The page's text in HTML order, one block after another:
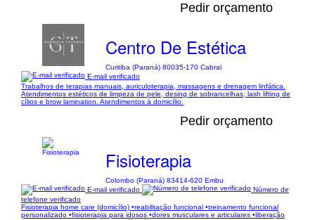
Pedir orçamento
Centro De Estética
Curitiba (Paraná) 80035-170 Cabral
E-mail verificado
Trabalhos de terapias manuais, auriculoterapia, massagens e drenagem linfática.
Atendimentos estéticos de limpeza de pele, desing de sobrancelhas, lash lifting de
cílios e brow lamination. Atendimentos à domicílio.
Pedir orçamento
Fisioterapia
Colombo (Paraná) 83414-620 Embu
E-mail verificado
Número de
telefone verificado
Fisioterapia home care (domicílio) •reabilitação funcional •treinamento funcional
personalizado •fisioterapia para idosos •dores musculares e articulares •liberação